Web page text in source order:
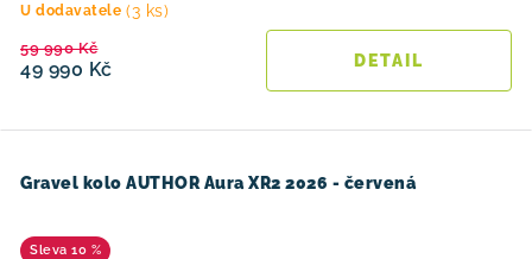
U dodavatele (3 ks)
49 990 Kč
59 990 Kč
Gravel kolo AUTHOR Aura XR2 2026 - červená
10 %